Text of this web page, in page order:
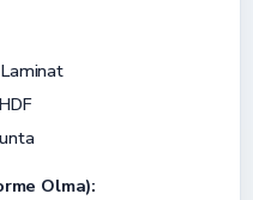
Olma):